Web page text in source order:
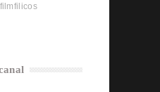
filmfilicos